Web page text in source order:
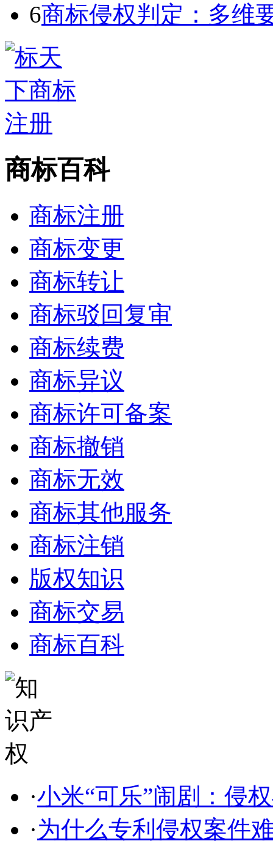
6商标侵权判定：多维
商标百科
商标注册
商标变更
商标转让
商标驳回复审
商标续费
商标异议
商标许可备案
商标撤销
商标无效
商标其他服务
商标注销
版权知识
商标交易
商标百科
·小米“可乐”闹剧：侵
·为什么专利侵权案件